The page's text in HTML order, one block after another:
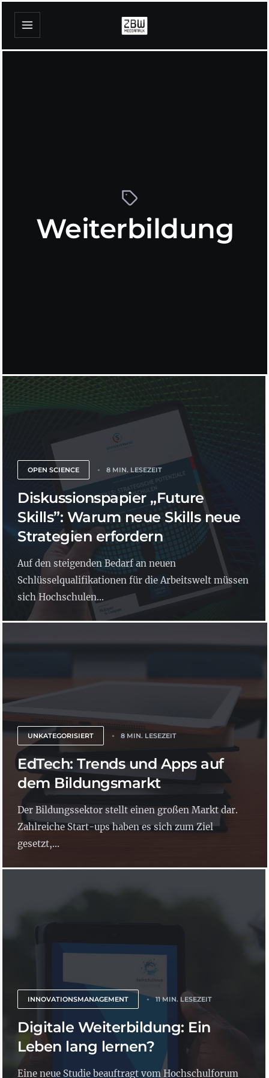
Weiterbildung
OPEN SCIENCE 8 MIN. LESEZEIT
Diskussionspapier „Future
Skills”: Warum neue Skills neue
Strategien erfordern
Auf den steigenden Bedarf an neuen
Schlüsselqualifikationen für die Arbeitswelt müssen
sich Hochschulen...
UNKATEGORISIERT 8 MIN. LESEZEIT
EdTech: Trends und Apps auf
dem Bildungsmarkt
Der Bildungssektor stellt einen großen Markt dar.
Zahlreiche Start-ups haben es sich zum Ziel
gesetzt,...
INNOVATIONSMANAGEMENT 11 MIN. LESEZEIT
Digitale Weiterbildung: Ein
Leben lang lernen?
Eine neue Studie beauftragt vom Hochschulforum